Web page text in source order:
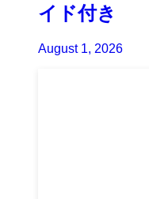
イド付き
August 1, 2026